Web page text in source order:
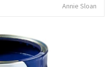
Annie Sloan